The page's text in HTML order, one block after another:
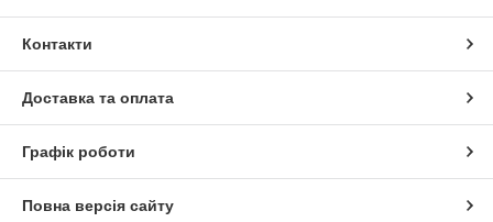
Контакти
Доставка та оплата
Графік роботи
Повна версія сайту